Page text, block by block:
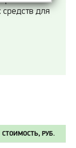
для
СТОИМОСТЬ, РУБ.